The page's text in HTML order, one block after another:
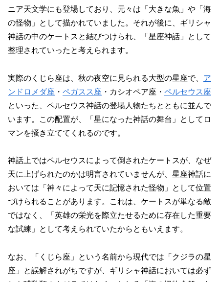
ニア天文学にも登場しており、元々は「大きな魚」や「海
の怪物」として描かれていました。それが後に、ギリシャ
神話の中のケートスと結びつけられ、「星座神話」として
整理されていったと考えられます。
実際のくじら座は、秋の夜空に見られる大型の星座で、 ア
ンドロメダ座 ・ ペガスス座 ・カシオペア座・ ペルセウス座
といった、ペルセウス神話の登場人物たちとともに並んで
います。この配置が、「星になった神話の舞台」としてロ
マンを掻き立ててくれるのです。
神話上ではペルセウスによって倒されたケートスが、なぜ
天に上げられたのかは明言されていませんが、星座神話に
おいては「神々によって天に記憶された怪物」として位置
づけられることがあります。これは、ケートスが単なる敵
ではなく、「英雄の栄光を際立たせるために存在した重要
な試練」として考えられていたからともいえます。
なお、「くじら座」という名前から現代では「クジラの星
座」と誤解されがちですが、ギリシャ神話においては必ず